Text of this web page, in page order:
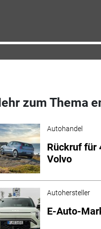
zum Thema
Autohandel
Rückruf für
Volvo
Autohersteller
E-Auto-